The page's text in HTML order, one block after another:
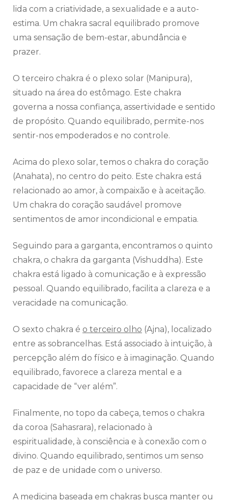
lida com a criatividade, a sexualidade e a auto-
estima. Um chakra sacral equilibrado promove
uma sensação de bem-estar, abundância e
prazer.
O terceiro chakra é o plexo solar (Manipura),
situado na área do estômago. Este chakra
governa a nossa confiança, assertividade e sentido
de propósito. Quando equilibrado, permite-nos
sentir-nos empoderados e no controle.
Acima do plexo solar, temos o chakra do coração
(Anahata), no centro do peito. Este chakra está
relacionado ao amor, à compaixão e à aceitação.
Um chakra do coração saudável promove
sentimentos de amor incondicional e empatia.
Seguindo para a garganta, encontramos o quinto
chakra, o chakra da garganta (Vishuddha). Este
chakra está ligado à comunicação e à expressão
pessoal. Quando equilibrado, facilita a clareza e a
veracidade na comunicação.
O sexto chakra é o terceiro olho (Ajna), localizado
entre as sobrancelhas. Está associado à intuição, à
percepção além do físico e à imaginação. Quando
equilibrado, favorece a clareza mental e a
capacidade de “ver além”.
Finalmente, no topo da cabeça, temos o chakra
da coroa (Sahasrara), relacionado à
espiritualidade, à consciência e à conexão com o
divino. Quando equilibrado, sentimos um senso
de paz e de unidade com o universo.
A medicina baseada em chakras busca manter ou